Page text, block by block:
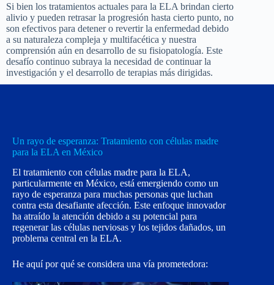
Si bien los tratamientos actuales para la ELA brindan cierto
alivio y pueden retrasar la progresión hasta cierto punto, no
son efectivos para detener o revertir la enfermedad debido
a su naturaleza compleja y multifacética y nuestra
comprensión aún en desarrollo de su fisiopatología. Este
desafío continuo subraya la necesidad de continuar la
investigación y el desarrollo de terapias más dirigidas.
Un rayo de esperanza: Tratamiento con células madre
para la ELA en México
El tratamiento con células madre para la ELA,
particularmente en México, está emergiendo como un
rayo de esperanza para muchas personas que luchan
contra esta desafiante afección. Este enfoque innovador
ha atraído la atención debido a su potencial para
regenerar las células nerviosas y los tejidos dañados, un
problema central en la ELA.
He aquí por qué se considera una vía prometedora: